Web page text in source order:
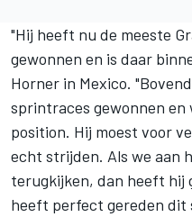
"Hij heeft nu de meeste
gewonnen en is daar
Horner in Mexico.
sprintraces gewonnen en
position. Hij moest voor
echt strijden. Als we aan
terugkijken, dan heeft hij
heeft perfect gereden dit